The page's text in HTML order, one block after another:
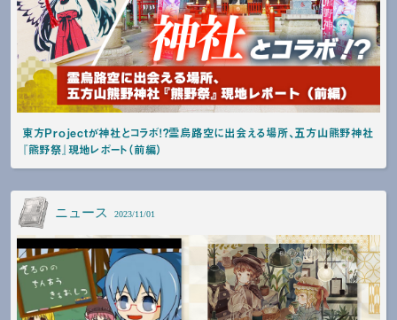
東方Projectが神社とコラボ！？霊烏路空に出会える場所、五方山熊野神社
『熊野祭』現地レポート（前編）
ニュース 2023/11/01